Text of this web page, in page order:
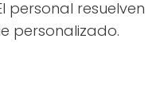
personal resuelven
personalizado.